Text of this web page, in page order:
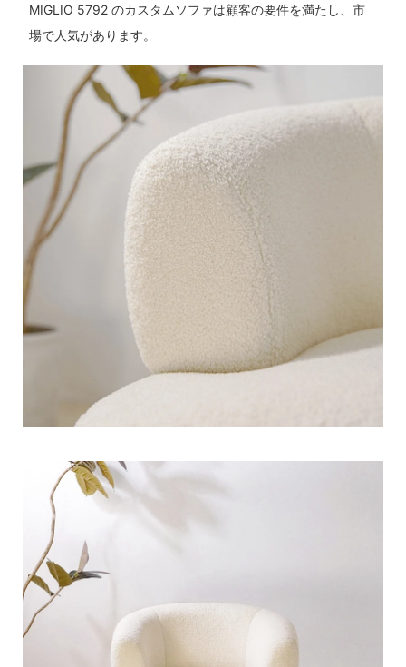
MIGLIO 5792 のカスタムソファは顧客の要件を満たし、市
場で人気があります。